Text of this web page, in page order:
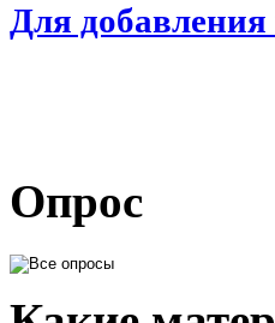
Для добавления
Опрос